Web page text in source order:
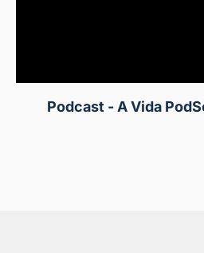
Podcast - A Vida